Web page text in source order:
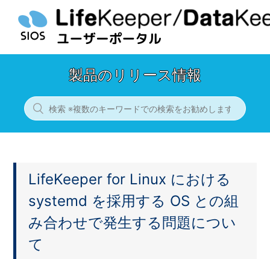
製品のリリース情報
LifeKeeper for Linux における
systemd を採用する OS との組
み合わせで発生する問題につい
て